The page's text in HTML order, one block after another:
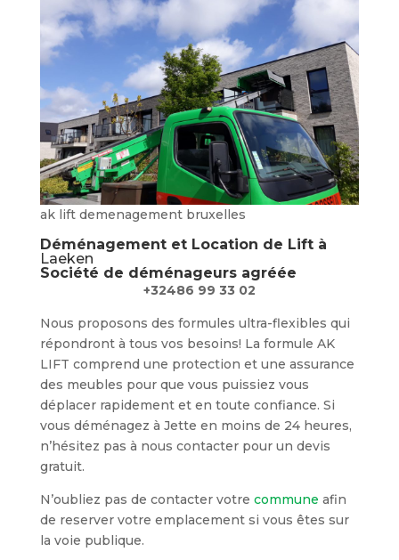
ak lift demenagement bruxelles
Déménagement et Location de Lift à
Laeken
Société de déménageurs agréée
+32486 99 33 02
Nous proposons des formules ultra-flexibles qui
répondront à tous vos besoins! La formule AK
LIFT comprend une protection et une assurance
des meubles pour que vous puissiez vous
déplacer rapidement et en toute confiance. Si
vous déménagez à Jette en moins de 24 heures,
n’hésitez pas à nous contacter pour un devis
gratuit.
N’oubliez pas de contacter votre commune afin
de reserver votre emplacement si vous êtes sur
la voie publique.